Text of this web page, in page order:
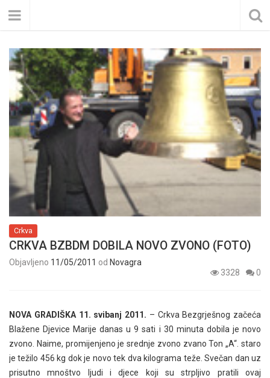
Crkva
CRKVA BZBDM DOBILA NOVO ZVONO (FOTO)
Objavljeno 11/05/2011 od Novagra
3328
0
NOVA GRADIŠKA 11. svibanj 2011. – Crkva Bezgrješnog začeća
Blažene Djevice Marije danas u 9 sati i 30 minuta dobila je novo
zvono. Naime, promijenjeno je srednje zvono zvano Ton „A“. staro
je težilo 456 kg dok je novo tek dva kilograma teže. Svečan dan uz
prisutno mnoštvo ljudi i djece koji su strpljivo pratili ovaj